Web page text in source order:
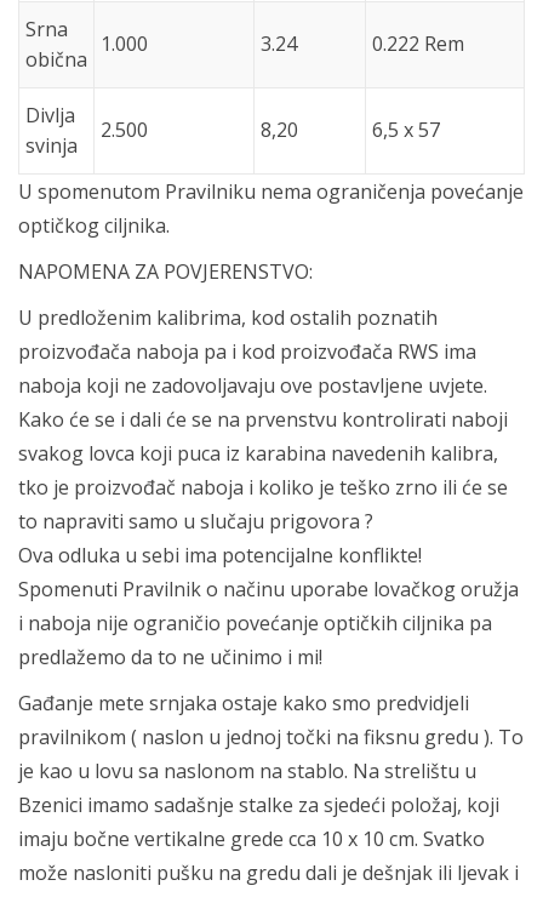
Srna
obična
1.000 3.24 0.222 Rem
Divlja
svinja
2.500 8,20 6,5 x 57
U spomenutom Pravilniku nema ograničenja povećanje
optičkog ciljnika.
NAPOMENA ZA POVJERENSTVO:
U predloženim kalibrima, kod ostalih poznatih
proizvođača naboja pa i kod proizvođača RWS ima
naboja koji ne zadovoljavaju ove postavljene uvjete.
Kako će se i dali će se na prvenstvu kontrolirati naboji
svakog lovca koji puca iz karabina navedenih kalibra,
tko je proizvođač naboja i koliko je teško zrno ili će se
to napraviti samo u slučaju prigovora ?
Ova odluka u sebi ima potencijalne konflikte!
Spomenuti Pravilnik o načinu uporabe lovačkog oružja
i naboja nije ograničio povećanje optičkih ciljnika pa
predlažemo da to ne učinimo i mi!
Gađanje mete srnjaka ostaje kako smo predvidjeli
pravilnikom ( naslon u jednoj točki na fiksnu gredu ). To
je kao u lovu sa naslonom na stablo. Na strelištu u
Bzenici imamo sadašnje stalke za sjedeći položaj, koji
imaju bočne vertikalne grede cca 10 x 10 cm. Svatko
može nasloniti pušku na gredu dali je dešnjak ili ljevak i